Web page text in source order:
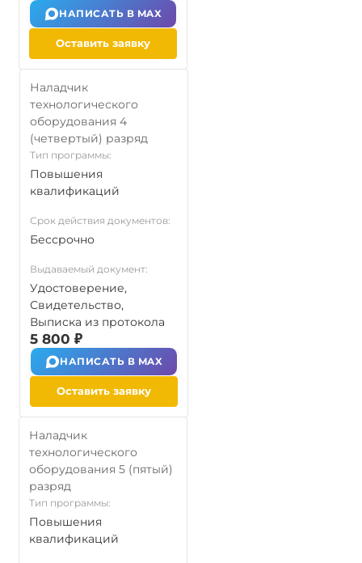
НАПИСАТЬ В MAX
Оставить заявку
Наладчик
технологического
оборудования 4
(четвертый) разряд
Тип программы:
Повышения
квалификаций
Срок действия документов:
Бессрочно
Выдаваемый документ:
Удостоверение,
Свидетельство,
Выписка из протокола
5 800 ₽
НАПИСАТЬ В MAX
Оставить заявку
Наладчик
технологического
оборудования 5 (пятый)
разряд
Тип программы:
Повышения
квалификаций